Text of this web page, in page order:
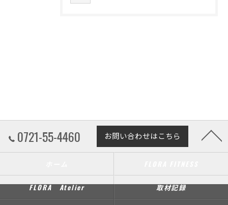
0721-55-4460 お問い合わせはこちら
FLORA Atelier 取材記録